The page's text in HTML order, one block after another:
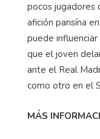
pocos jugadores
afición parisína
puede
que el joven
ante el Real
como otro en el
MÁS